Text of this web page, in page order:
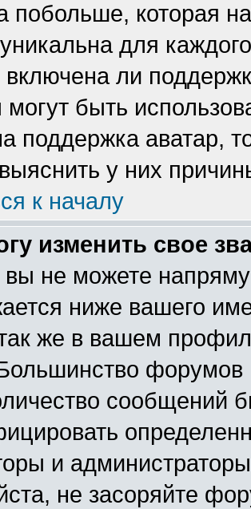
побольше, которая
для
включена ли
могут быть
поддержка аватар,
у них
к началу
изменить свое
не можете
ниже вашего
же в вашем
форумов
сообщений
и
не засоряйте